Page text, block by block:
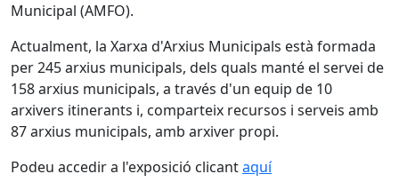
Municipal (AMFO).
Actualment, la Xarxa d'Arxius Municipals està formada
per 245 arxius municipals, dels quals manté el servei de
158 arxius municipals, a través d'un equip de 10
arxivers itinerants i, comparteix recursos i serveis amb
87 arxius municipals, amb arxiver propi.
Podeu accedir a l'exposició clicantaquí